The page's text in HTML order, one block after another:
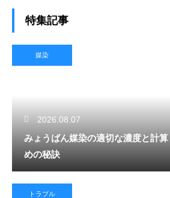
特集記事
媒染
2026.08.07
みょうばん媒染の適切な濃度と計
めの秘訣
トラブル